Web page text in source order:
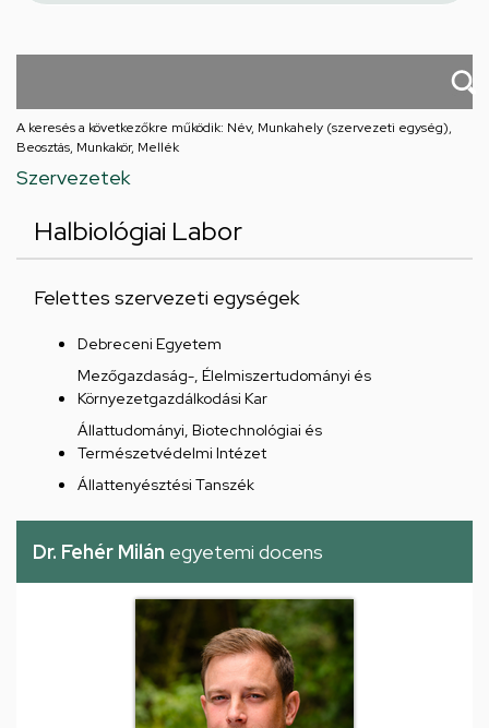
A keresés a következőkre működik: Név, Munkahely (szervezeti egység),
Beosztás, Munkakör, Mellék
Szervezetek
Halbiológiai Labor
Felettes szervezeti egységek
Debreceni Egyetem
Mezőgazdaság-, Élelmiszertudományi és
Környezetgazdálkodási Kar
Állattudományi, Biotechnológiai és
Természetvédelmi Intézet
Állattenyésztési Tanszék
Dr. Fehér Milán egyetemi docens